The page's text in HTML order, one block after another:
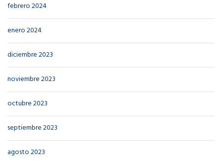
febrero 2024
enero 2024
diciembre 2023
noviembre 2023
octubre 2023
septiembre 2023
agosto 2023